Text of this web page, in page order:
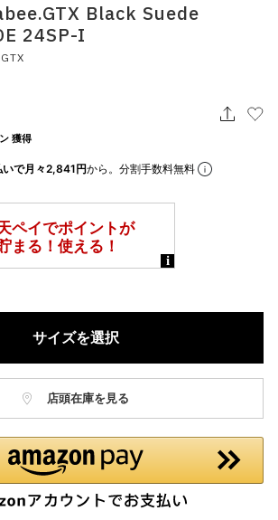
Black Suede
24SP-I
獲得
いで月々2,841円から。分割手数料無料
サイズを選択
店頭在庫を見る